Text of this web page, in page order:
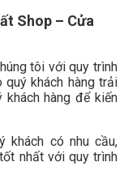
Shop – Cửa
tôi với quy trình
quý khách hàng trải
khách hàng để kiến
khách có nhu cầu,
nhất với quy trình